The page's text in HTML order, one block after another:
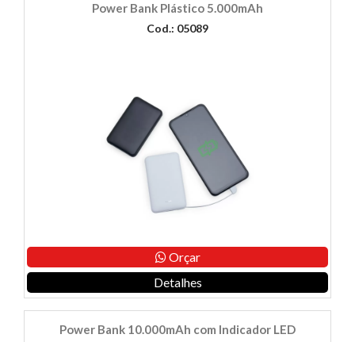
Power Bank Plástico 5.000mAh
Cod.: 05089
Orçar
Detalhes
Power Bank 10.000mAh com Indicador LED